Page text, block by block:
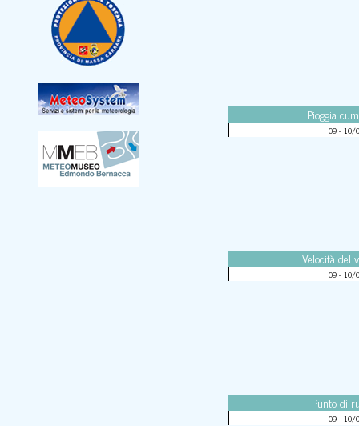
Pioggia
09 - 10/
Velocità del
09 - 10/
Punto di
09 - 10/